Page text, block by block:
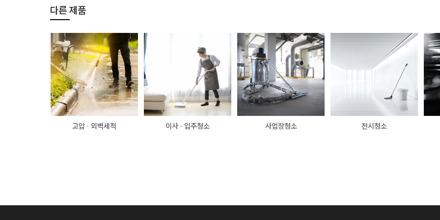
다른 제품
고압 · 외벽세척 이사 · 입주청소 사업장청소 전시청소